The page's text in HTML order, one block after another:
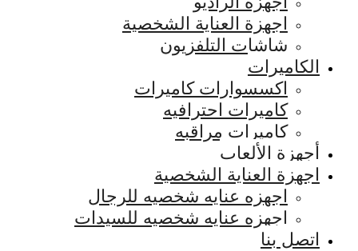
اجهزة العناية الشخصية
شاشات التلفزيون
الكاميرات
اكسسوارات كاميرات
كاميرات احترافيه
كاميرات مراقبه
أجهزة الألعاب
اجهزة العناية الشخصية
اجهزه عنايه شخصيه للرجال
اجهزه عنايه شخصيه للسيدات
اتصل بنا